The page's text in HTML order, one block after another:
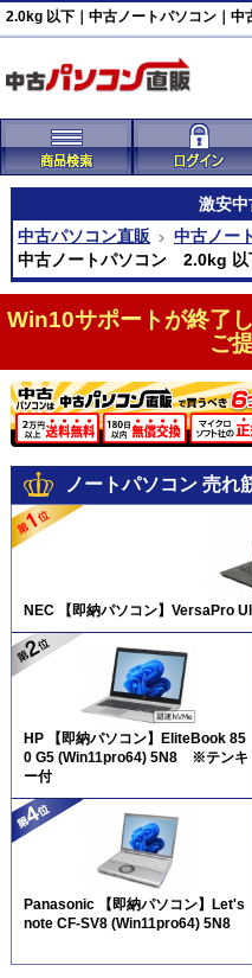
2.0kg 以下｜中古ノートパソコン｜中
激安中
中古パソコン直販
中古ノー
中古ノートパソコン 2.0kg 以
Win10サポートが終了
ご
ノートパソコン 売れ
NEC 【即納パソコン】VersaPro
HP 【即納パソコン】EliteBook 85
0 G5 (Win11pro64) 5N8 ※テンキ
ー付
Panasonic 【即納パソコン】Let's
note CF-SV8 (Win11pro64) 5N8